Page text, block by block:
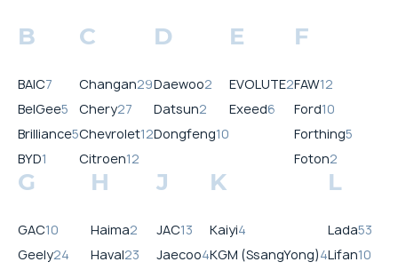
B
BAIC7
BelGee5
Brilliance5
BYD1
C
Changan29
Chery27
Chevrolet12
Citroen12
D
Daewoo2
Datsun2
Dongfeng10
E
EVOLUTE2
Exeed6
F
FAW12
Ford10
Forthing5
Foton2
G
GAC10
Geely24
H
Haima2
Haval23
J
JAC13
Jaecoo4
K
Kaiyi4
KGM (SsangYong)4
L
Lada53
Lifan10